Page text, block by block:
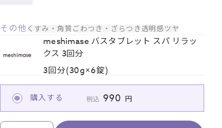
その他 くすみ・角質 ごわつき・ざらつき透明感ツヤ
meshimase バスタブレット スパ リラッ
クス 3回分
3回分(30g×6錠)
購入する 税込 990